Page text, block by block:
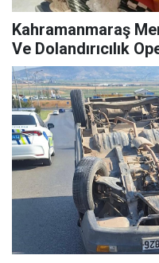
Kahramanmaraş
Ve Dolandırıcılık